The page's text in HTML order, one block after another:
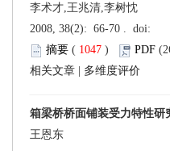
李术才,王兆清,李树忱
( )
王恩东